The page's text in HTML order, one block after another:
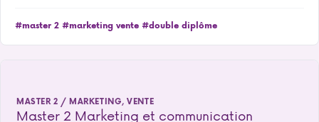
#master 2 #marketing vente #double diplôme
MASTER 2 / MARKETING, VENTE
Master 2 Marketing et communication